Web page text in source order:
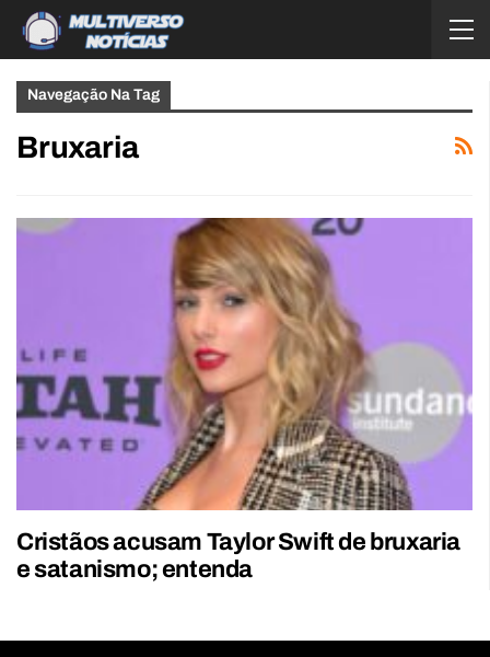
Navegação Na Tag
Bruxaria
Cristãos acusam Taylor Swift de bruxaria
e satanismo; entenda